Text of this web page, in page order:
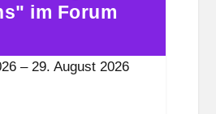
im Forum
–29. August 2026